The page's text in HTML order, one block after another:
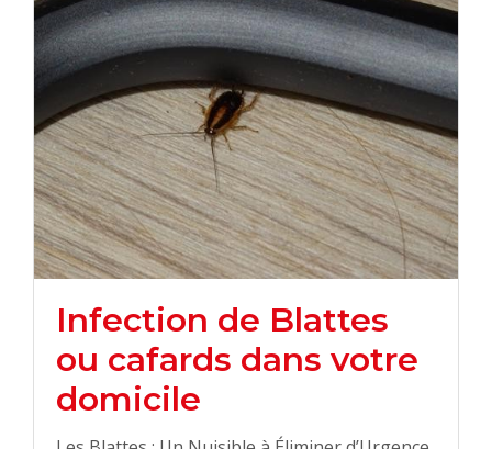
Infection de Blattes
ou cafards dans votre
domicile